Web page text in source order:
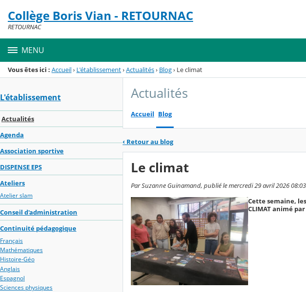
Menu de la rubrique
Contenu
Collège Boris Vian - RETOURNAC
RETOURNAC
MENU
Vous êtes ici : Accueil› L'établissement›Actualités› Blog› Le climat
L'établissement
Actualités
Agenda
Association sportive
DISPENSE EPS
Ateliers
Atelier slam
Conseil d'administration
Continuité pédagogique
Français
Mathématiques
Histoire-Géo
Anglais
Espagnol
Sciences physiques
Actualités
Accueil Blog
‹ Retour au blog
Le climat
Par Suzanne Guinamand, publié le mercredi 29 avril 2026
Cette semaine,
CLIMAT animé